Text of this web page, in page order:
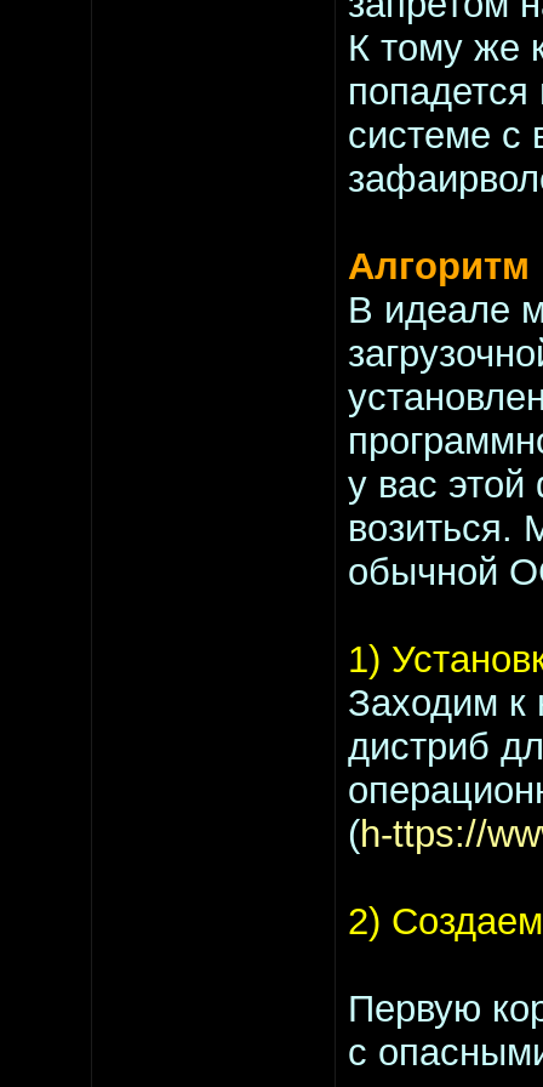
К тому же
системе с
Алгоритм
В идеале
у вас
возиться.
обычной
1)
Заходим к
дистриб
(h-ttps://
2)
Первую
с